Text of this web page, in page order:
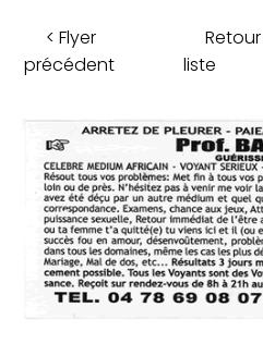
< Flyer
précédent
liste